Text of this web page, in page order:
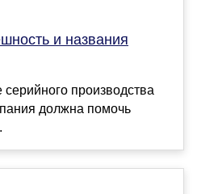
и названия
серийного производства
должна помочь